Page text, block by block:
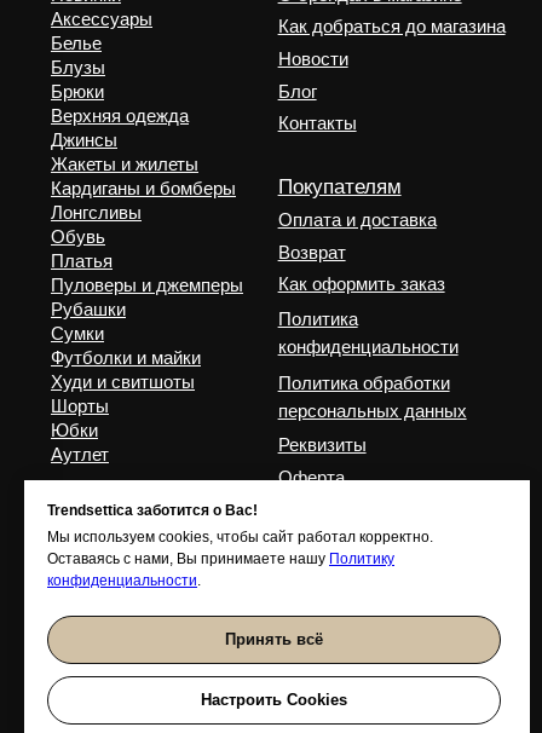
Trendsettica заботится о Вас!
Мы используем cookies, чтобы сайт работал корректно.
Оставаясь с нами, Вы принимаете нашу Политику
конфиденциальности.
Принять всё
Настроить Cookies